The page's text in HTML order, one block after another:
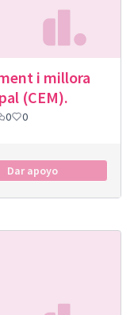
i millora
(CEM).
0 0
Dar apoyo